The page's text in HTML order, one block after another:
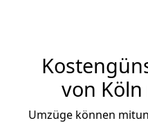
von Köln
Umzüge können